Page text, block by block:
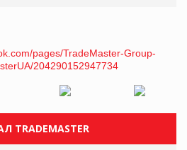
TRADEMASTER